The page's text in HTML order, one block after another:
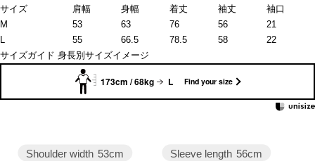
サイズ
肩幅 身幅 着丈 袖丈
袖口
M
53 63 76 56
21
L
55 66.5 78.5 58
22
サイズガイド 身長別サイズイメージ
173cm / 68kg L Find your size
Sleeve length 56cm
Shoulder width 53cm